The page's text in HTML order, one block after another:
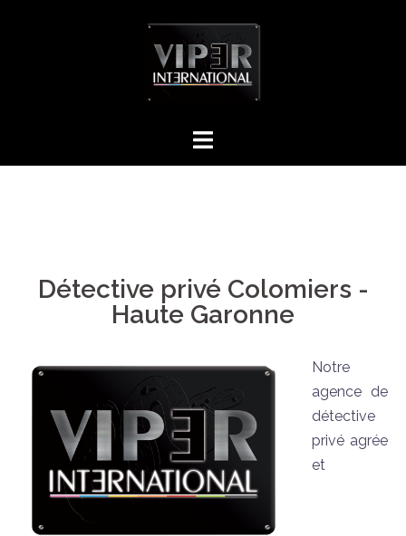
Détective privé Colomiers -
Haute Garonne
Notre
agence de
détective
privé agrée
et